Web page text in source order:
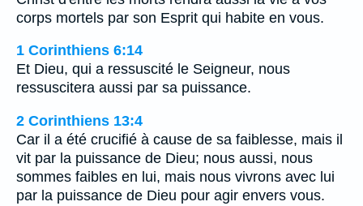
corps mortels par son Esprit qui habite en vous.
1 Corinthiens 6:14
Et Dieu, qui a ressuscité le Seigneur, nous
ressuscitera aussi par sa puissance.
2 Corinthiens 13:4
Car il a été crucifié à cause de sa faiblesse, mais il
vit par la puissance de Dieu; nous aussi, nous
sommes faibles en lui, mais nous vivrons avec lui
par la puissance de Dieu pour agir envers vous.